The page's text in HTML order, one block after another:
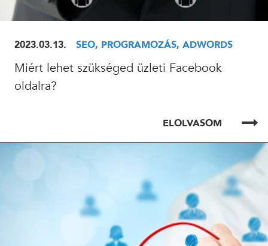
KÜLDÉS
24 ÓRÁN BELÜL FELVESSZÜK VELED A KAPCSOLATOT!*
2023.03.13. SEO, PROGRAMOZÁS, ADWORDS
Miért lehet szükséged üzleti Facebook
oldalra?
ELOLVASOM